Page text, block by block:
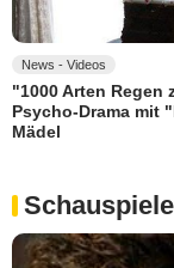
News - Videos
"1000 Arten Regen
Psycho-Drama mit
Mädel